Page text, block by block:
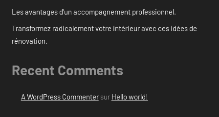
Les avantages d’un accompagnement professionnel.
Transformez radicalement votre intérieur avec ces idées de
rénovation.
Recent Comments
A WordPress Commentersur Hello world!